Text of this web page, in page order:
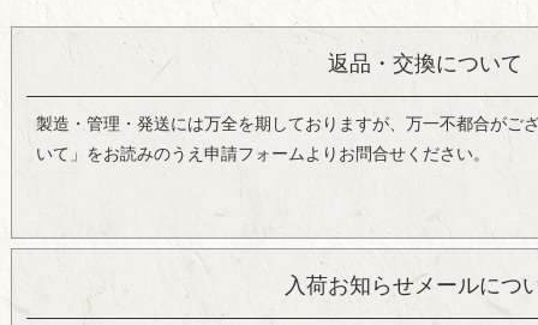
返品・交換について
製造・管理・発送には万全を期しておりますが、万一不都合がご
いて」をお読みのうえ申請フォームよりお問合せください。
入荷お知らせメールにつ